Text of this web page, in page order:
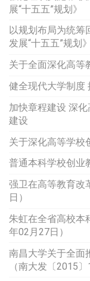
展“十五五”规划》
以规划布局为统
发展“十五五”规划》
关于全面深化高等
健全现代大学制度
加快章程建设 深
建设
关于深化高等学校
普通本科学校创业
强卫在高等教育改
日）
朱虹在全省高校本
年02月27日）
南昌大学关于全面
（南大发〔2015〕